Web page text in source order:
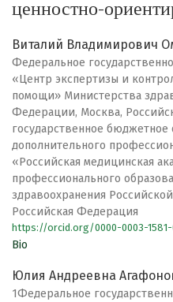
ценностно-
Виталий Владимирович
Федеральное
«Центр экспертизы и
помощи» Министерства
Федерации, Москва,
государственное
дополнительного
«Российская медицинская
профессионального
здравоохранения
Российская Федерация
https://orcid.org/0000-0003-1581-
Bio
Юлия Андреевна
1Федеральное